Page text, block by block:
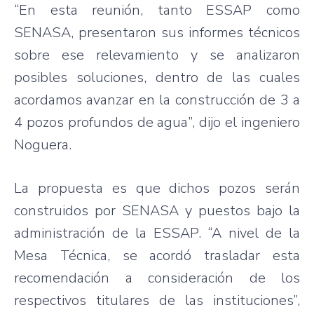
“En esta reunión, tanto ESSAP como
SENASA, presentaron sus informes técnicos
sobre ese relevamiento y se analizaron
posibles soluciones, dentro de las cuales
acordamos avanzar en la construcción de 3 a
4 pozos profundos de agua”, dijo el ingeniero
Noguera.
La propuesta es que dichos pozos serán
construidos por SENASA y puestos bajo la
administración de la ESSAP. “A nivel de la
Mesa Técnica, se acordó trasladar esta
recomendación a consideración de los
respectivos titulares de las instituciones”,